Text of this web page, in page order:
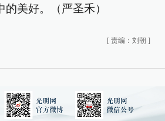
美好。（严圣禾）
[ 责编：刘朝 ]